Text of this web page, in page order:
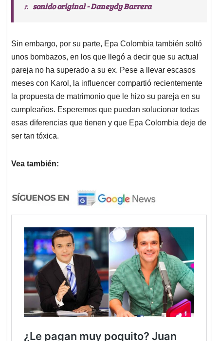
♬ sonido original - Daneydy Barrera
Sin embargo, por su parte, Epa Colombia también soltó
unos bombazos, en los que llegó a decir que su actual
pareja no ha superado a su ex. Pese a llevar escasos
meses con Karol, la influencer compartió recientemente
la propuesta de matrimonio que le hizo su pareja en su
cumpleaños. Esperemos que puedan solucionar todas
esas diferencias que tienen y que Epa Colombia deje de
ser tan tóxica.
Vea también: